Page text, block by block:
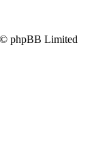
phpBB Limited